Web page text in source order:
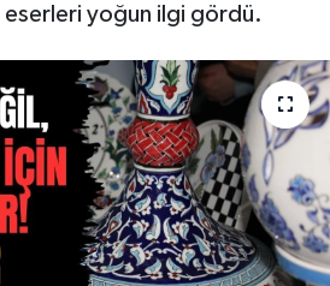
eserleri yoğun ilgi gördü.